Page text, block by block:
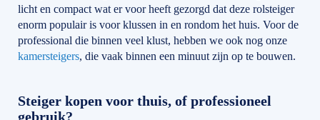
licht en compact wat er voor heeft gezorgd dat deze rolsteiger
enorm populair is voor klussen in en rondom het huis. Voor de
professional die binnen veel klust, hebben we ook nog onze
kamersteigers, die vaak binnen een minuut zijn op te bouwen.
Steiger kopen voor thuis, of professioneel
gebruik?